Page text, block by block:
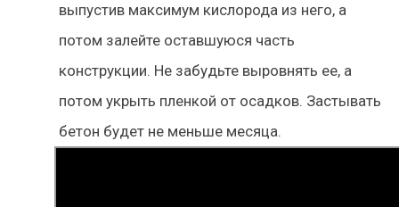
выпустив максимум кислорода из него, а
потом залейте оставшуюся часть
конструкции. Не забудьте выровнять ее, а
потом укрыть пленкой от осадков. Застывать
бетон будет не меньше месяца.